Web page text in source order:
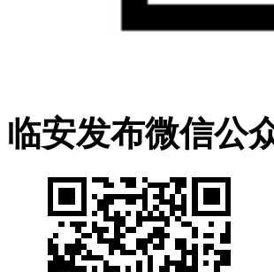
临安发布微信公